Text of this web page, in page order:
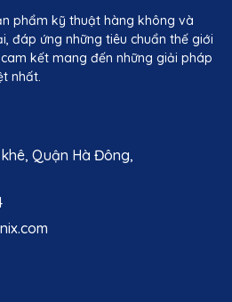
phẩm kỹ thuật hàng không và
đáp ứng những tiêu chuẩn thế giới
kết mang đến những giải pháp
nhất.
Quận Hà Đông,